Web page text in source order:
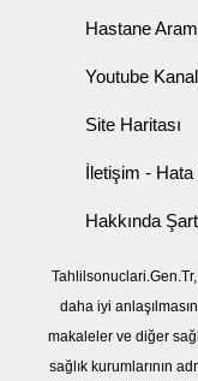
Hastane
Youtube
Site Haritası
İletişim - Hata
Hakkında
daha iyi
makaleler ve diğer
sağlık kurumlarının